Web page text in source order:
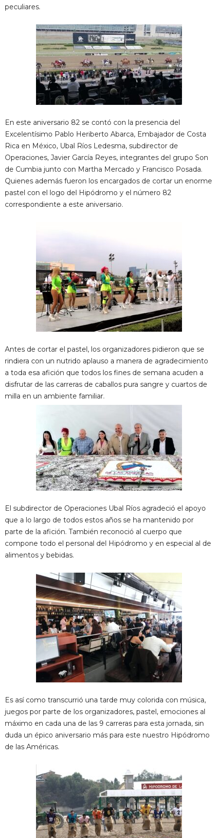
peculiares.
En este aniversario 82 se contó con la presencia del
Excelentísimo Pablo Heriberto Abarca, Embajador de Costa
Rica en México, Ubal Ríos Ledesma, subdirector de
Operaciones, Javier García Reyes, integrantes del grupo Son
de Cumbia junto con Martha Mercado y Francisco Posada.
Quienes además fueron los encargados de cortar un enorme
pastel con el logo del Hipódromo y el número 82
correspondiente a este aniversario.
Antes de cortar el pastel, los organizadores pidieron que se
rindiera con un nutrido aplauso a manera de agradecimiento
a toda esa afición que todos los fines de semana acuden a
disfrutar de las carreras de caballos pura sangre y cuartos de
milla en un ambiente familiar.
El subdirector de Operaciones Ubal Ríos agradeció el apoyo
que a lo largo de todos estos años se ha mantenido por
parte de la afición. También reconoció al cuerpo que
compone todo el personal del Hipódromo y en especial al de
alimentos y bebidas.
Es así como transcurrió una tarde muy colorida con música,
juegos por parte de los organizadores, pastel, emociones al
máximo en cada una de las 9 carreras para esta jornada, sin
duda un épico aniversario más para este nuestro Hipódromo
de las Américas.